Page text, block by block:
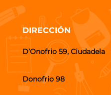
DIRECCIÓN
D’Onofrio 59, Ciudadela
Donofrio 98